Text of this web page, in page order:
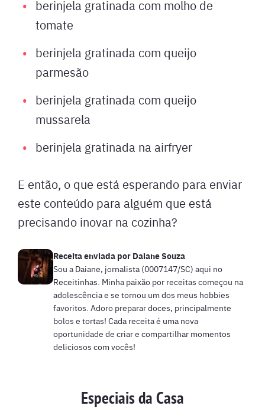
berinjela gratinada com molho de
tomate
berinjela gratinada com queijo
parmesão
berinjela gratinada com queijo
mussarela
berinjela gratinada na airfryer
E então, o que está esperando para enviar
este conteúdo para alguém que está
precisando inovar na cozinha?
Receita enviada por Daiane Souza
Sou a Daiane, jornalista (0007147/SC) aqui no
Receitinhas. Minha paixão por receitas começou na
adolescência e se tornou um dos meus hobbies
favoritos. Adoro preparar doces, principalmente
bolos e tortas! Cada receita é uma nova
oportunidade de criar e compartilhar momentos
deliciosos com vocês!
Especiais da Casa